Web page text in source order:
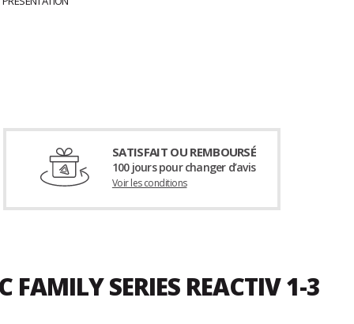
SATISFAIT OU REMBOURSÉ
100 jours pour changer d’avis
Voir les conditions
SERIES REACTIV 1-3